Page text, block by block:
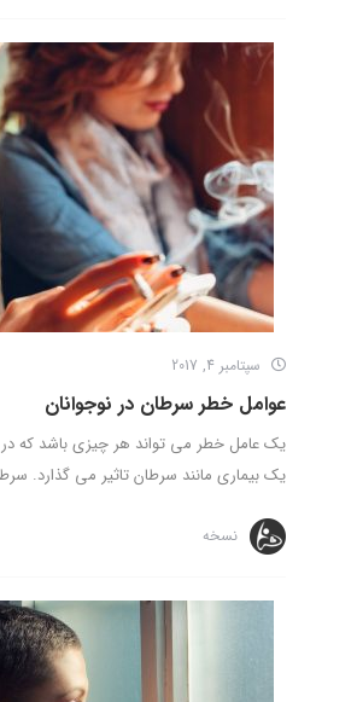
سپتامبر 4, 2017
عوامل خطر سرطان در نوجوانان
یک عامل خطر می تواند هر چیزی باشد که در
یک بیماری مانند سرطان تاثیر می گذارد.
نسخه